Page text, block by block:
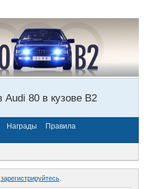
80 в кузове В2
Награды
Правила
зарегистрируйтесь.